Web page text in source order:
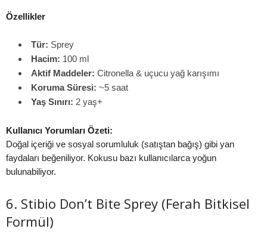
Özellikler
Tür: Sprey
Hacim: 100 ml
Aktif Maddeler: Citronella & uçucu yağ karışımı
Koruma Süresi: ~5 saat
Yaş Sınırı: 2 yaş+
Kullanıcı Yorumları Özeti:
Doğal içeriği ve sosyal sorumluluk (satıştan bağış) gibi yan
faydaları beğeniliyor. Kokusu bazı kullanıcılarca yoğun
bulunabiliyor.
6. Stibio Don’t Bite Sprey (Ferah Bitkisel
Formül)